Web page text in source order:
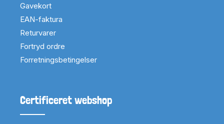
Gavekort
EAN-faktura
Returvarer
Fortryd ordre
Forretningsbetingelser
Certificeret webshop